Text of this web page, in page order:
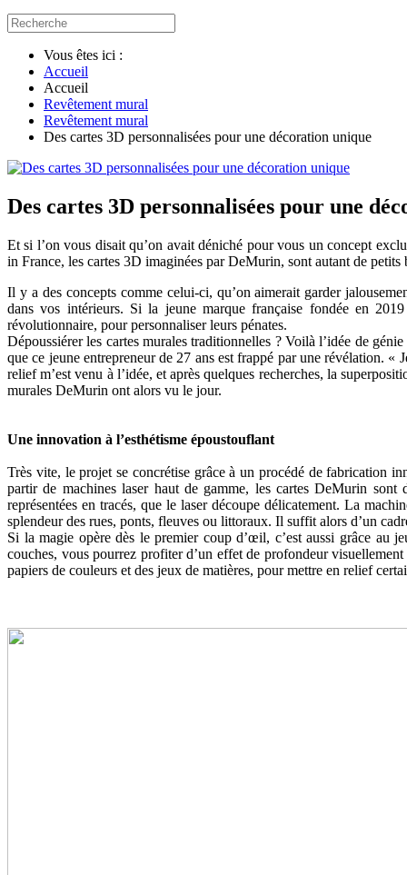
Vous êtes ici :
Accueil
Accueil
Revêtement mural
Revêtement mural
Des cartes 3D personnalisées pour une décoration unique
Des cartes 3D personnalisées pour une
Et si l’on vous disait qu’on avait déniché pour vous un concept
in France, les cartes 3D imaginées par DeMurin, sont autant de
Il y a des concepts comme celui-ci, qu’on aimerait garder
dans vos intérieurs. Si la jeune marque française fondée en
révolutionnaire, pour personnaliser leurs pénates.
Dépoussiérer les cartes murales traditionnelles ? Voilà l’idée de
que ce jeune entrepreneur de 27 ans est frappé par une révélation.
relief m’est venu à l’idée, et après quelques recherches, la
murales DeMurin ont alors vu le jour.
Une innovation à l’esthétisme époustouflant
Très vite, le projet se concrétise grâce à un procédé de fabrication
partir de machines laser haut de gamme, les cartes DeMurin
représentées en tracés, que le laser découpe délicatement. La
splendeur des rues, ponts, fleuves ou littoraux. Il suffit alors d’un
Si la magie opère dès le premier coup d’œil, c’est aussi grâce au
couches, vous pourrez profiter d’un effet de profondeur
papiers de couleurs et des jeux de matières, pour mettre en relief